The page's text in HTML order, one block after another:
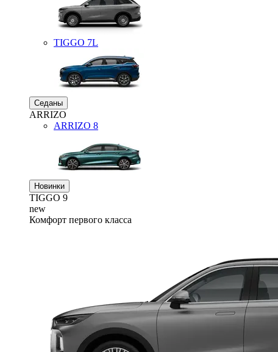
TIGGO 7L
Седаны
ARRIZO
ARRIZO 8
Новинки
TIGGO 9
new
Комфорт первого класса